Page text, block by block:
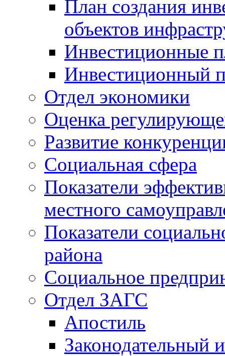
План создания
объектов
Инвестиционные
Инвестиционный
Отдел экономики
Оценка
Развитие
Социальная сфера
Показатели
местного
Показатели
района
Социальное
Отдел ЗАГС
Апостиль
Законодательный